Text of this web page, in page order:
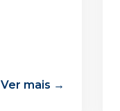
Ver mais →